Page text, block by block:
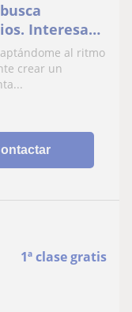
Interesada
al ritmo
crear un
1ª clase gratis